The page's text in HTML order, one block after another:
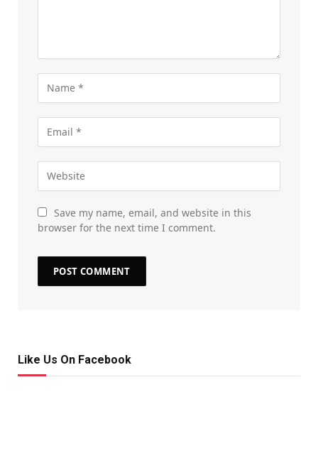
Save my name, email, and website in this
browser for the next time I comment.
Like Us On Facebook